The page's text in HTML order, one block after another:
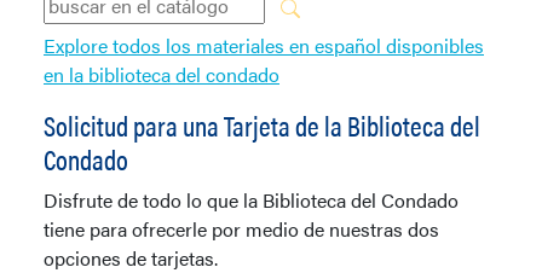
Explore todos los materiales en español disponibles
en la biblioteca del condado
Solicitud para una Tarjeta de la Biblioteca del
Condado
Disfrute de todo lo que la Biblioteca del Condado
tiene para ofrecerle por medio de nuestras dos
opciones de tarjetas.